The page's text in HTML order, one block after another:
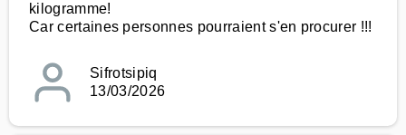
kilogramme!
Car certaines personnes pourraient s'en procurer !!!
Sifrotsipiq
13/03/2026